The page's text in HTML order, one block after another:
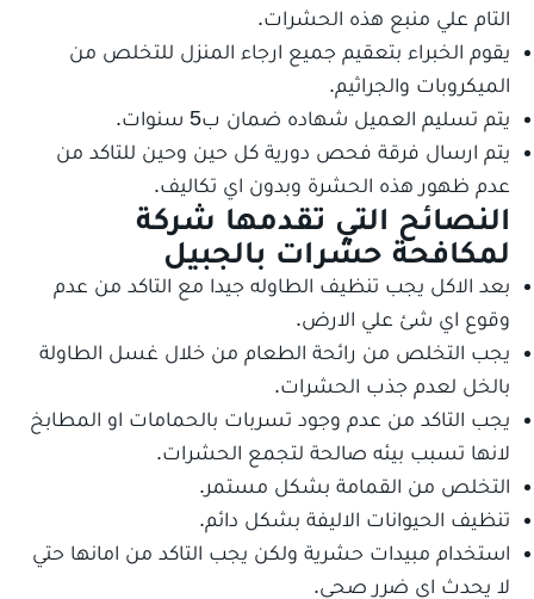
التام علي منبع هذه الحشرات.
يقوم الخبراء بتعقيم جميع ارجاء المنزل للتخلص من
الميكروبات والجراثيم.
يتم تسليم العميل شهاده ضمان ب5 سنوات.
يتم ارسال فرقة فحص دورية كل حين وحين للتاكد من
عدم ظهور هذه الحشرة وبدون اي تكاليف.
النصائح التي تقدمها شركة
لمكافحة حشرات بالجبيل
بعد الاكل يجب تنظيف الطاوله جيدا مع التاكد من عدم
وقوع اي شئ علي الارض.
يجب التخلص من رائحة الطعام من خلال غسل الطاولة
بالخل لعدم جذب الحشرات.
يجب التاكد من عدم وجود تسربات بالحمامات او المطابخ
لانها تسبب بيئه صالحة لتجمع الحشرات.
التخلص من القمامة بشكل مستمر.
تنظيف الحيوانات الاليفة بشكل دائم.
استخدام مبيدات حشرية ولكن يجب التاكد من امانها حتي
لا يحدث اي ضرر صحي.
جميع الخدمات